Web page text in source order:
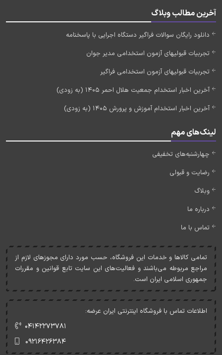
آخرین مطالب وبلاگ
دانلود رایگان سوالات فراگیر دستگاه اجرایی با پاسخنامه
تجربیات قبولیهای آزمون استخدامی مدیر جوان
تجربیات قبولیهای آزمون استخدامی فراگیر
آخرین اخبار استخدام جمعیت هلال احمر 1405 (به زودی)
آخرین اخبار استخدام آموزش و پرورش 1405 (به زودی)
لینک‌های مهم
چهارشنبه‌های تخفیفی
رضایت و قبولی
وبلاگ
درباره ما
تماس با ما
تمامی کالاها و خدمات اين فروشگاه، حسب مورد دارای مجوزهای لازم از
مراجع مربوطه می‌باشند و فعاليت‌های اين سايت تابع قوانين و مقررات
جمهوری اسلامی ايران است.
اطلاعات تماس با فروشگاه اینترنتی ایران عرضه:
۰۴۱۴۲۲۷۳۷۸۱
۰۹۲۱۶۴۲۶۳۸۴